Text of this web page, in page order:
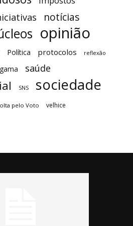
notícias
opinião
Política protocolos reflexão
saúde
SNS sociedade
pelo Voto velhice